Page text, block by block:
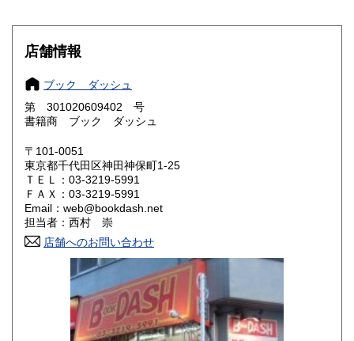
滋賀県 600円 京都府 600円
大阪府
奈良県
鳥取県 600円
岡山県 600円
山口県 600円
香川県
福岡県
600円 長崎県
600円 大分県
店舗情報
ブック ダッシュ
第 301020609402 号
書籍商 ブック ダッシュ
〒101-0051
東京都千代田区神田神保町1-25
ＴＥＬ：03-3219-5991
ＦＡＸ：03-3219-5991
Email：web@bookdash.net
担当者：西村 崇
店舗へのお問い合わせ